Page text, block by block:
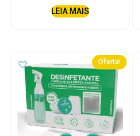
LEIA MAIS
Oferta!